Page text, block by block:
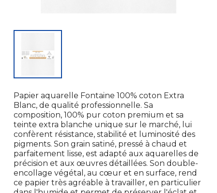
Papier aquarelle Fontaine 100% coton Extra
Blanc, de qualité professionnelle. Sa
composition, 100% pur coton premium et sa
teinte extra blanche unique sur le marché, lui
confèrent résistance, stabilité et luminosité des
pigments. Son grain satiné, pressé à chaud et
parfaitement lisse, est adapté aux aquarelles de
précision et aux œuvres détaillées. Son double-
encollage végétal, au cœur et en surface, rend
ce papier très agréable à travailler, en particulier